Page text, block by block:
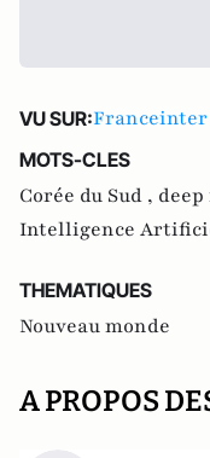
VU SUR:Franceinter
MOTS-CLES
Corée du Sud , deep
Intelligence
THEMATIQUES
Nouveau monde
A PROPOS